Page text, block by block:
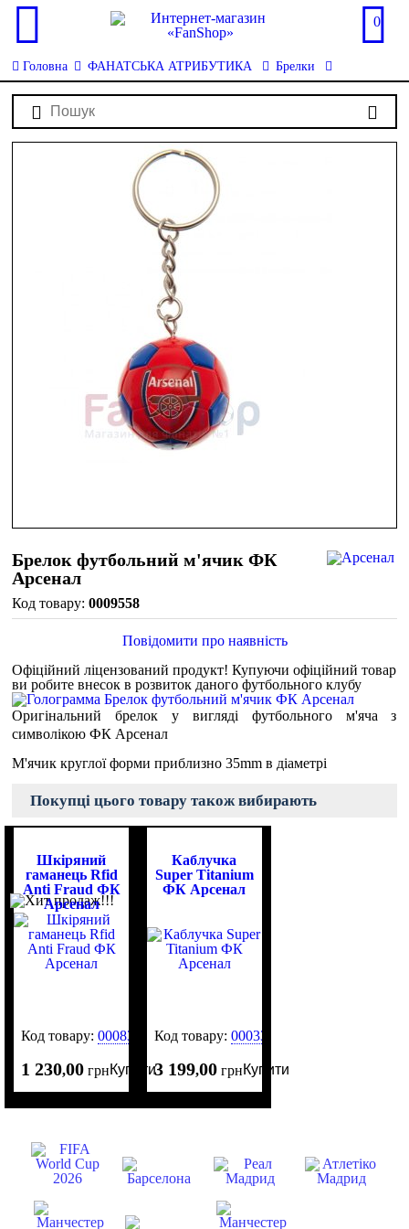
0
Головна ФАНАТСЬКА АТРИБУТИКА Брелки
Брелок футбольний м'ячик ФК
Арсенал
0009558
Повідомити про наявність
Офіційний ліцензований продукт!Купуючи офіційний товар
ви робите внесок в розвиток даного футбольного клубу
Оригінальний брелок у вигляді футбольного м'яча з
символікою ФК Арсенал
М'ячик круглої форми приблизно 35mm в діаметрі
Покупці цього товару також вибирають
Шкіряний
гаманець Rfid
Anti Fraud ФК
Арсенал
Код товару:0008322
1 230,00 грнКупити
Каблучка
Super Titanium
ФК Арсенал
Код товару:0003339
3 199,00 грнКупити